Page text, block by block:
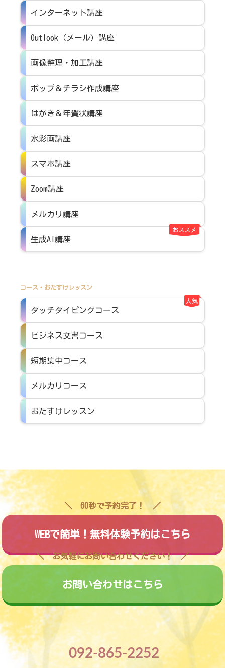
インターネット講座
Outlook（メール）講座
画像整理・加工講座
ポップ＆チラシ作成講座
はがき＆年賀状講座
水彩画講座
スマホ講座
Zoom講座
メルカリ講座
生成AI講座
おススメ
コース・おたすけレッスン
タッチタイピングコース
人気
ビジネス文書コース
短期集中コース
メルカリコース
おたすけレッスン
60秒で予約完了！
WEBで簡単！無料体験予約はこちら
お気軽にお問い合わせください！
お問い合わせはこちら
092-865-2252